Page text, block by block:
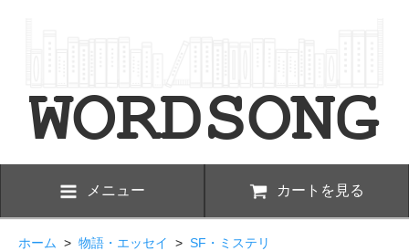
メニュー カートを見る
ホーム > 物語・エッセイ > SF・ミステリ